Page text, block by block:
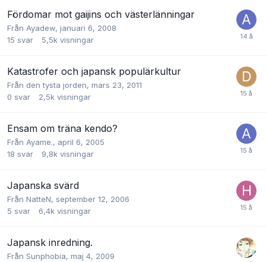
Fördomar mot gaijins och västerlänningar
Från Ayadew, januari 6, 2008
15 svar 5,5k visningar
Katastrofer och japansk populärkultur
Från den tysta jorden, mars 23, 2011
0 svar 2,5k visningar
Ensam om träna kendo?
Från Ayame., april 6, 2005
18 svar 9,8k visningar
Japanska svärd
Från NatteN, september 12, 2006
5 svar 6,4k visningar
Japansk inredning.
Från Sunphobia, maj 4, 2009